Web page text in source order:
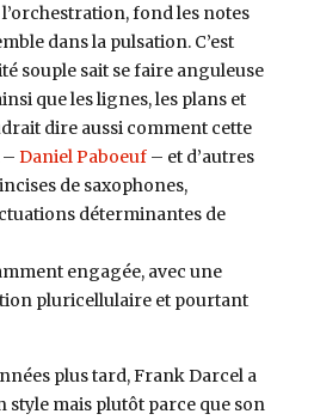
fond les notes
dans la pulsation. C’est
souple sait se faire anguleuse
que les lignes, les plans et
dire aussi comment cette
– Daniel Paboeuf– et d’autres
de saxophones,
déterminantes de
engagée, avec une
pluricellulaire et pourtant
plus tard, Frank Darcel a
style mais plutôt parce que son